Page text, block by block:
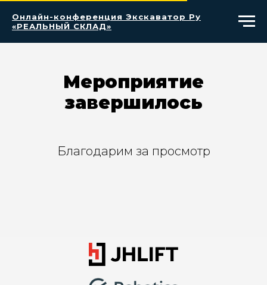
Онлайн-конференция Экскаватор Ру
«РЕАЛЬНЫЙ СКЛАД»
Мероприятие
завершилось
Благодарим за просмотр